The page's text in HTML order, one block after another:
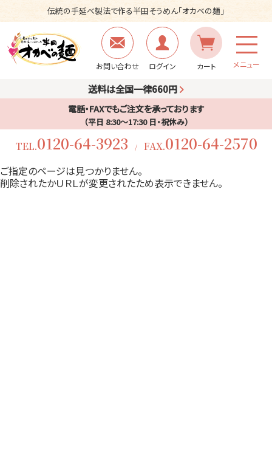
伝統の手延べ製法で作る半田そうめん「オカベの麺」
お問い合わせ ログイン カート メニュー
送料は全国一律660円
電話・FAXでもご注文を承っております
（平日 8:30〜17:30 日・祝休み）
TEL.0120-64-3923 / FAX.0120-64-2570
ご指定のページは見つかりません。
削除されたかＵＲＬが変更されたため表示できません。